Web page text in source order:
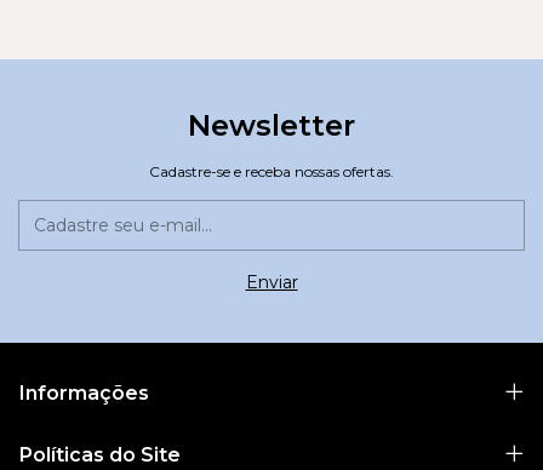
Newsletter
Cadastre-se e receba nossas ofertas.
Informações
Políticas do Site